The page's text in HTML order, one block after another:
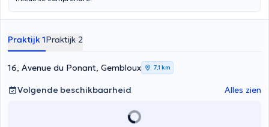
Praktijk 1Praktijk 2
16, Avenue du Ponant, Gembloux 7,1 km
Volgende beschikbaarheid Alles zien